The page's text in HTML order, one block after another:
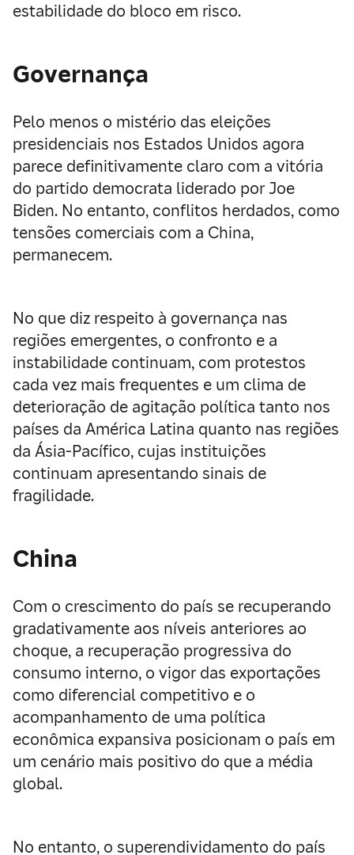
estabilidade do bloco em risco.
Governança
Pelo menos o mistério das eleições
presidenciais nos Estados Unidos agora
parece definitivamente claro com a vitória
do partido democrata liderado por Joe
Biden. No entanto, conflitos herdados, como
tensões comerciais com a China,
permanecem.
No que diz respeito à governança nas
regiões emergentes, o confronto e a
instabilidade continuam, com protestos
cada vez mais frequentes e um clima de
deterioração de agitação política tanto nos
países da América Latina quanto nas regiões
da Ásia-Pacífico, cujas instituições
continuam apresentando sinais de
fragilidade.
China
Com o crescimento do país se recuperando
gradativamente aos níveis anteriores ao
choque, a recuperação progressiva do
consumo interno, o vigor das exportações
como diferencial competitivo e o
acompanhamento de uma política
econômica expansiva posicionam o país em
um cenário mais positivo do que a média
global.
No entanto, o superendividamento do país